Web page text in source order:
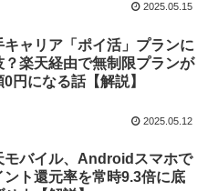
2025.05.15
キャリア「ポイ活」プランに
？楽天経由で無制限プランが
0円になる話【解説】
2025.05.12
モバイル、Androidスマホで
ント還元率を常時9.3倍に底